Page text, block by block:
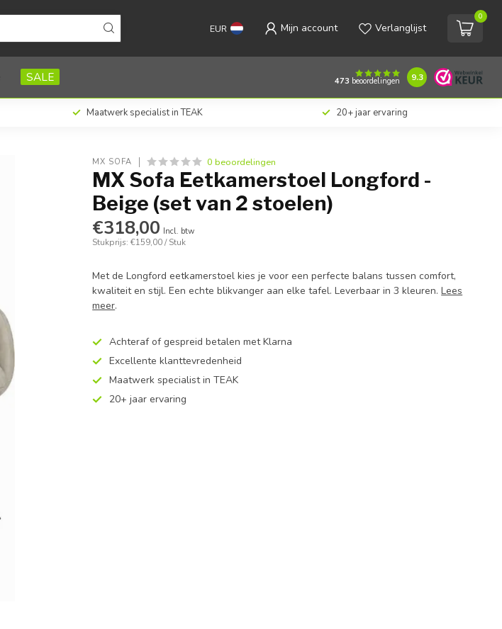
EUR Mijn account Verlanglijst
0
SALE 473 beoordelingen 9.3
Maatwerk specialist in TEAK 20+ jaar ervaring
MX SOFA 0 beoordelingen
MX Sofa Eetkamerstoel Longford -
Beige (set van 2 stoelen)
€318,00 Incl. btw
Stukprijs: €159,00 / Stuk
Met de Longford eetkamerstoel kies je voor een perfecte balans tussen comfort,
kwaliteit en stijl. Een echte blikvanger aan elke tafel. Leverbaar in 3 kleuren.Lees
meer.
Achteraf of gespreid betalen met Klarna
Excellente klanttevredenheid
Maatwerk specialist in TEAK
20+ jaar ervaring